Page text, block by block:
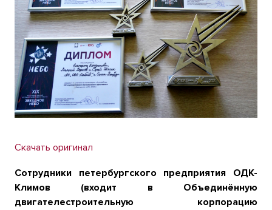
Скачать оригинал
Сотрудники петербургского предприятия ОДК-
Климов (входит в Объединённую
двигателестроительную корпорацию